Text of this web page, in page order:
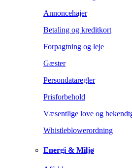
Annoncehajer
Betaling og kreditkort
Forpagtning og leje
Gæster
Persondataregler
Prisforbehold
Væsentlige love og
Whistleblowerordning
Energi & Miljø